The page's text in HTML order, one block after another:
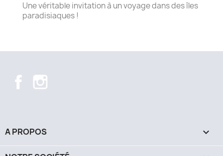
Une véritable invitation à un voyage dans des îles
paradisiaques !
Facebook
A PROPOS 